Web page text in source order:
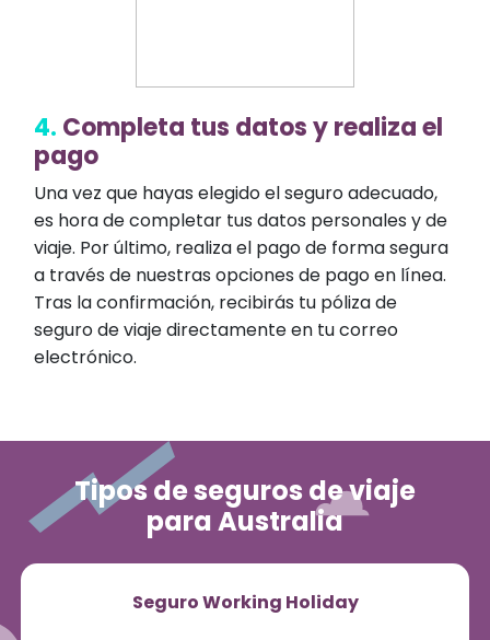
4. Completa tus datos y realiza el
pago
Una vez que hayas elegido el seguro adecuado,
es hora de completar tus datos personales y de
viaje. Por último, realiza el pago de forma segura
a través de nuestras opciones de pago en línea.
Tras la confirmación, recibirás tu póliza de
seguro de viaje directamente en tu correo
electrónico.
Tipos de seguros de viaje
para Australia
Seguro Working Holiday